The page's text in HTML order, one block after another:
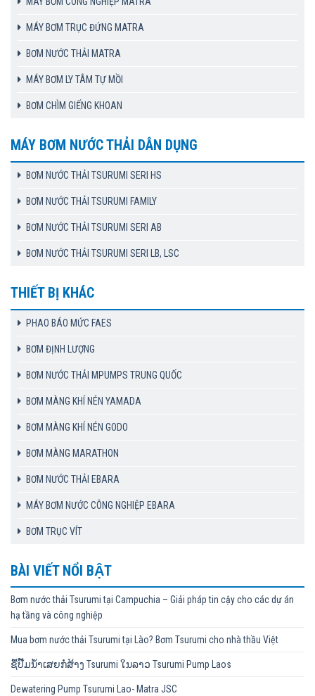
MÁY BƠM TRỤC ĐỨNG MATRA
BƠM NƯỚC THẢI MATRA
MÁY BƠM LY TÂM TỰ MỒI
BƠM CHÌM GIẾNG KHOAN
MÁY BƠM NƯỚC THẢI DÂN DỤNG
BƠM NƯỚC THẢI TSURUMI SERI HS
BƠM NƯỚC THẢI TSURUMI FAMILY
BƠM NƯỚC THẢI TSURUMI SERI AB
BƠM NƯỚC THẢI TSURUMI SERI LB, LSC
THIẾT BỊ KHÁC
PHAO BÁO MỨC FAES
BƠM ĐỊNH LƯỢNG
BƠM NƯỚC THẢI MPUMPS TRUNG QUỐC
BƠM MÀNG KHÍ NÉN YAMADA
BƠM MÀNG KHÍ NÉN GODO
BƠM MÀNG MARATHON
BƠM NƯỚC THẢI EBARA
MÁY BƠM NƯỚC CÔNG NGHIỆP EBARA
BƠM TRỤC VÍT
BÀI VIẾT NỔI BẬT
Bơm nước thải Tsurumi tại Campuchia – Giải pháp tin cậy cho các dự án
hạ tầng và công nghiệp
Mua bơm nước thải Tsurumi tại Lào? Bơm Tsurumi cho nhà thầu Việt
ຊື້ປັ໊ມນ້ຳເສຍກໍ່ສ້າງ Tsurumi ໃນລາວ Tsurumi Pump Laos
Dewatering Pump Tsurumi Lao- Matra JSC